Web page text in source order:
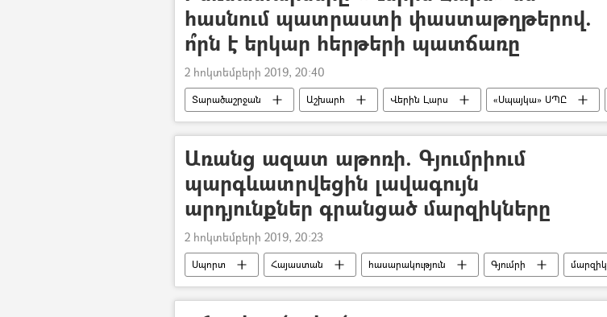
հասնում պատրաստի փաստաթղթերով.
ո՞րն է երկար հերթերի պատճառը
2 հոկտեմբերի 2019, 20:40
Տարածաշրջան Աշխարհ Վերին Լարս «Սպայկա» ՍՊԸ
հերթեր
Վրաստանի Հանրապետություն
Առանց ազատ աթոռի. Գյումրիում
պարգևատրվեցին լավագույն
արդյունքներ գրանցած մարզիկները
2 հոկտեմբերի 2019, 20:23
Սպորտ Հայաստան հասարակություն Գյումրի
մարզիկ
պարգևատրում